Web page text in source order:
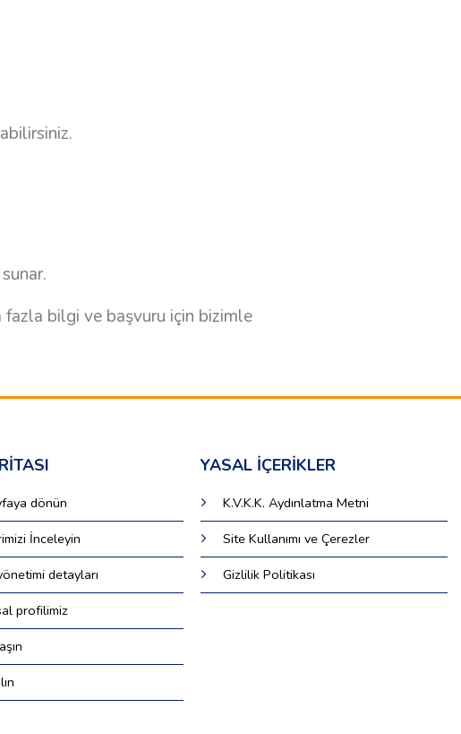
fazla bilgi ve başvuru için bizimle
dönün
İnceleyin
detayları
profilimiz
YASAL İÇERİKLER
K.V.K.K. Aydınlatma Metni
Site Kullanımı ve Çerezler
Gizlilik Politikası